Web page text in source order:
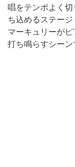
唱をテンポよく
ち込めるステー
マーキュリーが
打ち鳴らすシーン